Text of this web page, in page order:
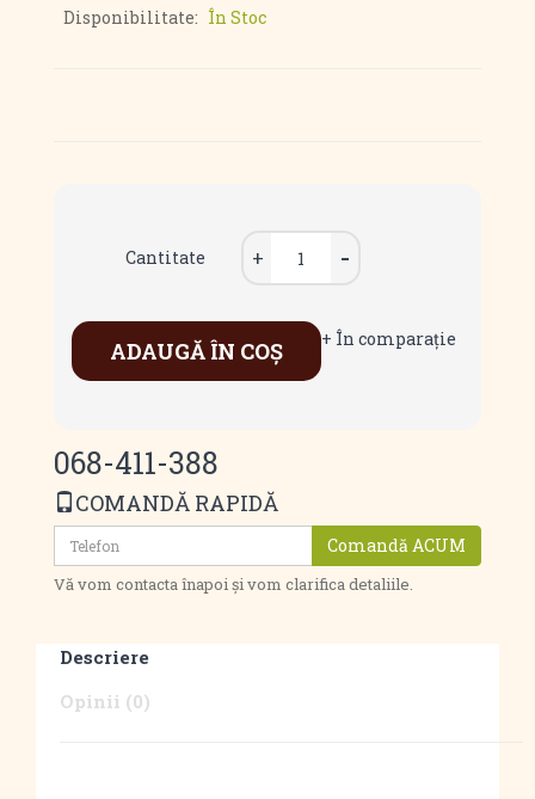
Disponibilitate: În Stoc
Cantitate
ADAUGĂ ÎN COŞ + În comparaţie
068-411-388
COMANDĂ RAPIDĂ
Comandă ACUM
Vă vom contacta înapoi și vom clarifica detaliile.
Descriere
Opinii (0)